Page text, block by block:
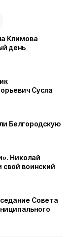
Климова
день
Сусла
Белгородскую
Николай
свой воинский
Совета